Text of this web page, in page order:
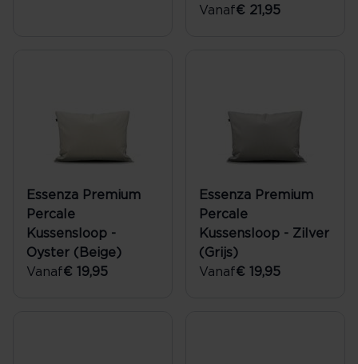
Vanaf€ 21,95
Essenza Premium
Percale
Kussensloop -
Oyster (Beige)
Vanaf€ 19,95
Essenza Premium
Percale
Kussensloop - Zilver
(Grijs)
Vanaf€ 19,95